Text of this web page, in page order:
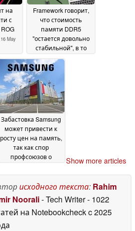
на
с
16 May
Framework говорит,
что стоимость
памяти DDR5
"остается довольно
стабильной", в то
повышает цены
Забастовка Samsung
может привести к
росту цен на память,
так как спор
профсоюзов о
2026
Show more articles
исходного текста: Rahim
Noorali- Tech Writer- 1022
на Notebookcheckc 2025